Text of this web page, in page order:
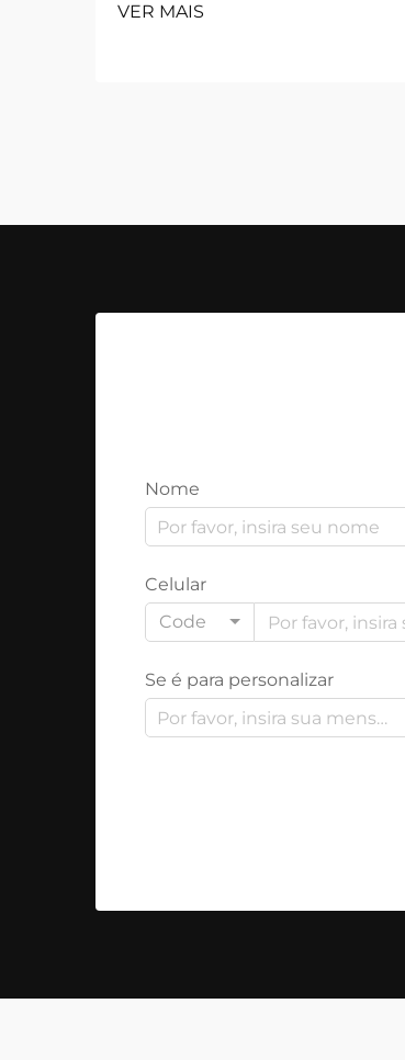
VER MAIS
Nome
Celular
Code
Se é para personalizar